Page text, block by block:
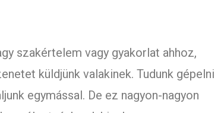
szakértelem vagy gyakorlat ahhoz,
küldjünk valakinek. Tudunk gépelni
egymással. De ez nagyon-nagyon